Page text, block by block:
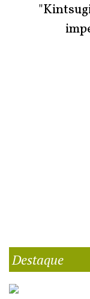
Destaque